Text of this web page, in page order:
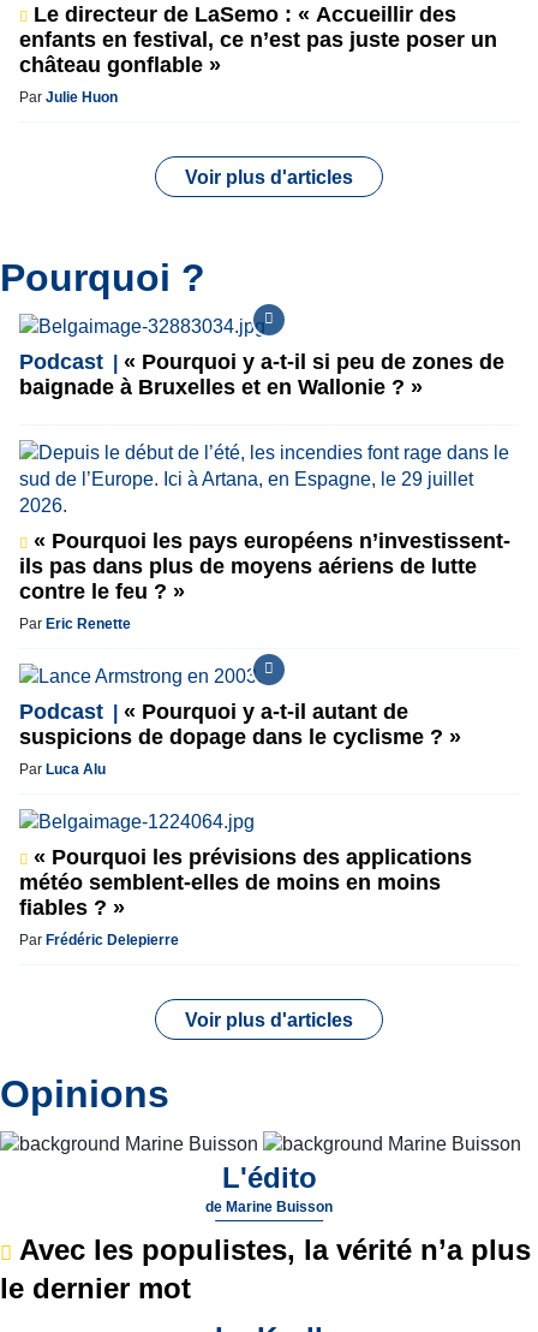
Le directeur de LaSemo : « Accueillir des
enfants en festival, ce n’est pas juste poser un
château gonflable »
Par Julie Huon
Voir plus d'articles
Pourquoi ?
Podcast
« Pourquoi y a-t-il si peu de zones de
baignade à Bruxelles et en Wallonie ? »
« Pourquoi les pays européens n’investissent-
ils pas dans plus de moyens aériens de lutte
contre le feu ? »
Par Eric Renette
Podcast
« Pourquoi y a-t-il autant de
suspicions de dopage dans le cyclisme ? »
Par Luca Alu
« Pourquoi les prévisions des applications
météo semblent-elles de moins en moins
fiables ? »
Par Frédéric Delepierre
Voir plus d'articles
Opinions
L'édito
de Marine Buisson
Avec les populistes, la vérité n’a plus
le dernier mot